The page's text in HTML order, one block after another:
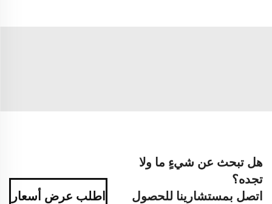
هل تبحث عن شيءٍ ما ولا
تجده؟
اتصل بمستشارينا للحصول
اطلب عرض أسعار